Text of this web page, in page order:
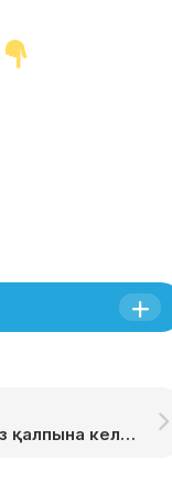
Аурудан кейін күшті тез қалпына келтіру жолдары